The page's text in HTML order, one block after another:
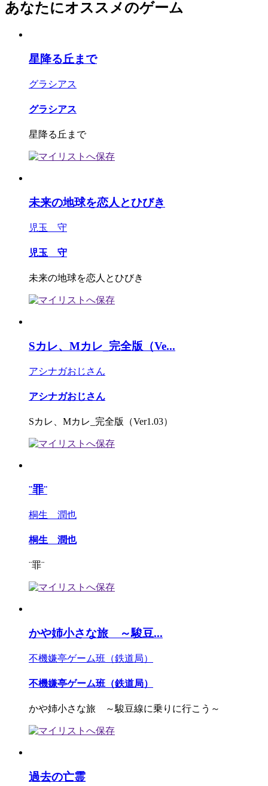
あなたにオススメのゲーム
星降る丘まで
グラシアス
グラシアス
星降る丘まで
未来の地球を恋人とひびき
児玉 守
児玉 守
未来の地球を恋人とひびき
Sカレ、Mカレ_完全版（Ve...
アシナガおじさん
アシナガおじさん
Sカレ、Mカレ_完全版（Ver1.03）
¨罪¨
桐生 潤也
桐生 潤也
¨罪¨
かや姉小さな旅 ～駿豆...
不機嫌亭ゲーム班（鉄道局）
不機嫌亭ゲーム班（鉄道局）
かや姉小さな旅 ～駿豆線に乗りに行こう～
過去の亡霊